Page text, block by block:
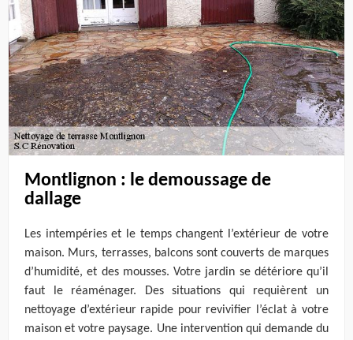
Montlignon : le demoussage de
dallage
Les intempéries et le temps changent l’extérieur de votre
maison. Murs, terrasses, balcons sont couverts de marques
d’humidité, et des mousses. Votre jardin se détériore qu’il
faut le réaménager. Des situations qui requièrent un
nettoyage d’extérieur rapide pour revivifier l’éclat à votre
maison et votre paysage. Une intervention qui demande du